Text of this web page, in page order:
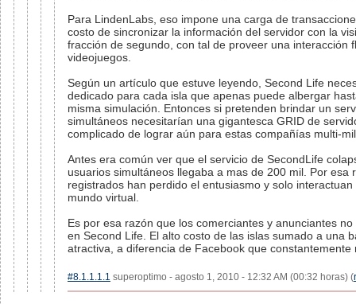
Para LindenLabs, eso impone una carga de
costo de sincronizar la información del servidor con la
fracción de segundo, con tal de proveer una interacción
videojuegos.
Según un artículo que estuve leyendo, Second Life
dedicado para cada isla que apenas puede albergar
misma simulación. Entonces si pretenden brindar un
simultáneos necesitarían una gigantesca GRID de
complicado de lograr aún para estas compañías multi-
Antes era común ver que el servicio de SecondLife
usuarios simultáneos llegaba a mas de 200 mil. Por esa
registrados han perdido el entusiasmo y solo
mundo virtual.
Es por esa razón que los comerciantes y anunciantes
en Second Life. El alto costo de las islas sumado a una
atractiva, a diferencia de Facebook que
#8.1.1.1.1 superoptimo - agosto 1, 2010 - 12:32 AM (00:32 horas) (